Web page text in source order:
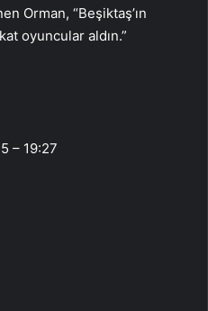
Orman, “Beşiktaş’ın
oyuncular aldın.”
– 19:27